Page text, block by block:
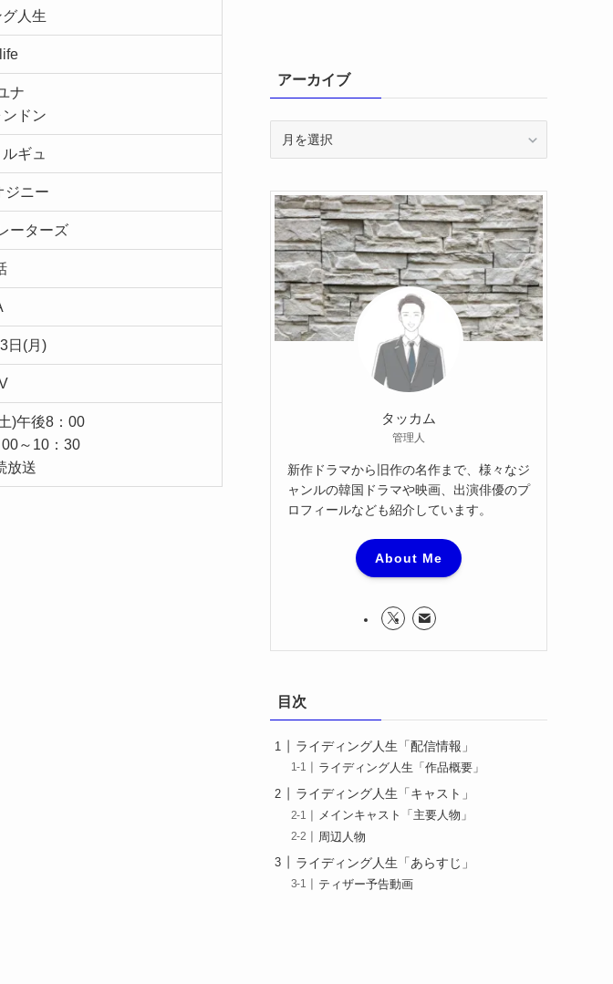
人生
ナ
ドン
ギュ
ジニー
ーターズ
日(月)
)午後8：00
～10：30
放送
アーカイブ
イ
ブ
タッカム
管理人
新作ドラマから旧作の名作まで、様々なジ
ャンルの韓国ドラマや映画、出演俳優のプ
ロフィールなども紹介しています。
About Me
目次
ライディング人生「配信情報」
ライディング人生「作品概要」
ライディング人生「キャスト」
メインキャスト「主要人物」
周辺人物
ライディング人生「あらすじ」
ティザー予告動画